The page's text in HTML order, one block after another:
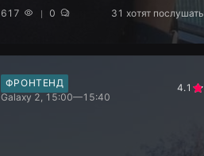
617 0 31 хотят послушать
ФРОНТЕНД
Galaxy 2, 15:00—15:40
4.1